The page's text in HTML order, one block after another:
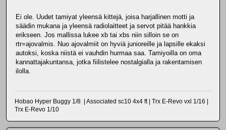
Ei ole. Uudet tamiyat yleensä kittejä, joisa harjallinen motti ja
säädin mukana ja yleensä radiolaitteet ja servot pitää hankkia
erikseen. Jos mallissa lukee xb tai xbs niin silloin se on
rtr=ajovalmis. Nuo ajovalmiit on hyviä junioreille ja lapsille ekaksi
autoksi, koska niistä ei vauhdin hurmaa saa. Tamiyoilla on oma
kannattajakuntansa, jotka fiilistelee nostalgialla ja rakentamisen
ilolla.
Hobao Hyper Buggy 1/8 | Associated sc10 4x4 ft | Trx E-Revo vxl 1/16 |
Trx E-Revo 1/10